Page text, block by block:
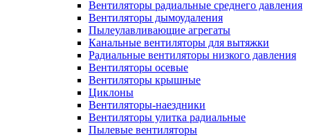
Вентиляторы радиальные среднего давления
Вентиляторы дымоудаления
Пылеулавливающие агрегаты
Канальные вентиляторы для вытяжки
Радиальные вентиляторы низкого давления
Вентиляторы осевые
Вентиляторы крышные
Циклоны
Вентиляторы-наездники
Вентиляторы улитка радиальные
Пылевые вентиляторы